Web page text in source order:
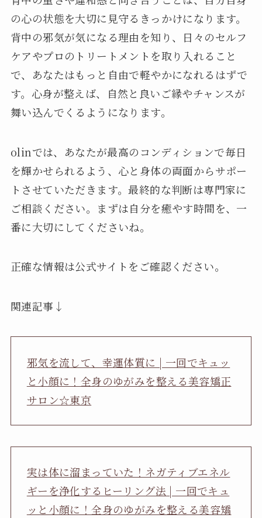
の心の状態を大切に見守るきっかけになります。
背中の邪気が気になる理由を知り、日々のセルフ
ケアやプロのトリートメントを取り入れること
で、あなたはもっと自由で軽やかになれるはずで
す。心身が整えば、自然と良いご縁やチャンスが
舞い込んでくるようになります。
olinでは、あなたが最高のコンディションで毎日
を輝かせられるよう、心と身体の両面からサポー
トさせていただきます。最終的な判断は専門家に
ご相談ください。まずは自分を癒やす時間を、一
番に大切にしてくださいね。
正確な情報は公式サイトをご確認ください。
関連記事↓
邪気を流して、幸運体質に | 一回でキュッ
と小顔に！全身のゆがみを整える美容矯正
サロン☆東京
実は体に溜まっていた！ネガティブエネル
ギーを浄化するヒーリング法 | 一回でキュ
ッと小顔に！全身のゆがみを整える美容矯